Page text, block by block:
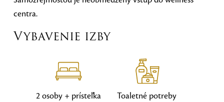
centra.
Vybavenie izby
2 osoby + prísteľka Toaletné potreby